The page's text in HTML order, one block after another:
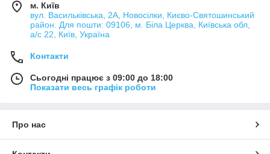
м. Київ
вул. Васильківська, 2А, Новосілки, Києво-Святошинський
район. Для пошти: 09106, м. Біла Церква, Київська обл,
а/с 22, Київ, Україна
Контакти
Сьогодні працює з 09:00 до 18:00
Показати весь графік роботи
Про нас